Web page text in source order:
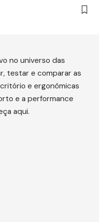
no universo das
testar e comparar as
e ergonômicas
e a performance
aqui.